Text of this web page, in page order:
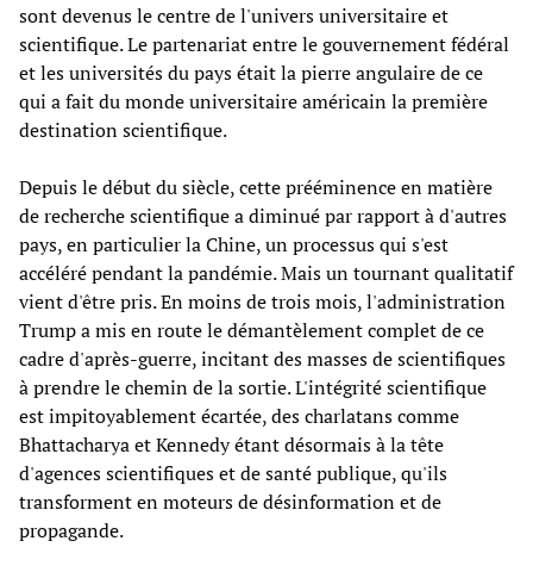
sont devenus le centre de l'univers universitaire et
scientifique. Le partenariat entre le gouvernement fédéral
et les universités du pays était la pierre angulaire de ce
qui a fait du monde universitaire américain la première
destination scientifique.
Depuis le début du siècle, cette prééminence en matière
de recherche scientifique a diminué par rapport à d'autres
pays, en particulier la Chine, un processus qui s'est
accéléré pendant la pandémie. Mais un tournant qualitatif
vient d'être pris. En moins de trois mois, l'administration
Trump a mis en route le démantèlement complet de ce
cadre d'après-guerre, incitant des masses de scientifiques
à prendre le chemin de la sortie. L'intégrité scientifique
est impitoyablement écartée, des charlatans comme
Bhattacharya et Kennedy étant désormais à la tête
d'agences scientifiques et de santé publique, qu'ils
transforment en moteurs de désinformation et de
propagande.